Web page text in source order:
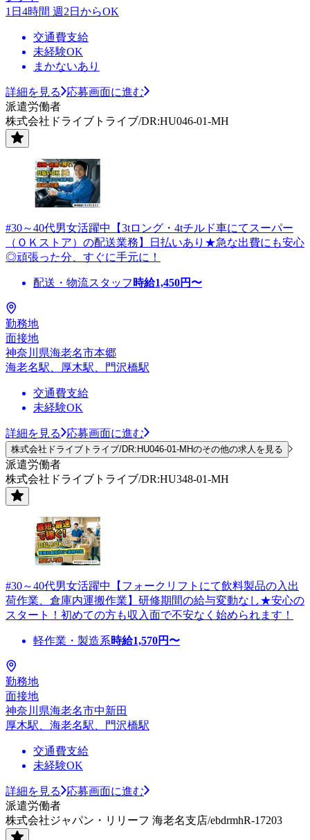
1日4時間 週2日からOK
交通費支給
未経験OK
まかないあり
詳細を見る
応募画面に進む
派遣労働者
株式会社ドライブトライブ/DR:HU046-01-MH
#30～40代男女活躍中【3tロング・4tチルド車にてスーパー
（ＯＫストア）の配送業務】日払いあり★急な出費にも安心
◎頑張った分、すぐに手元に！
配送・物流スタッフ 時給1,450円〜
勤務地
面接地
神奈川県海老名市本郷
海老名駅、厚木駅、門沢橋駅
交通費支給
未経験OK
詳細を見る 応募画面に進む
株式会社ドライブトライブ/DR:HU046-01-MHのその他の求人を見る
派遣労働者
株式会社ドライブトライブ/DR:HU348-01-MH
#30～40代男女活躍中【フォークリフトにて飲料製品の入出
荷作業、倉庫内運搬作業】研修期間の給与変動なし★安心の
スタート！初めての方も収入面で不安なく始められます！
軽作業・製造系時給1,570円〜
勤務地
面接地
神奈川県海老名市中新田
厚木駅、海老名駅、門沢橋駅
交通費支給
未経験OK
詳細を見る
応募画面に進む
派遣労働者
株式会社ジャパン・リリーフ 海老名支店/ebdrmhR-17203